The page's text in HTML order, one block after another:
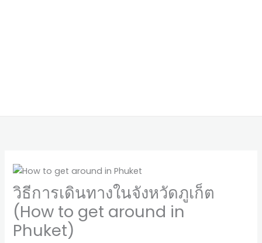
วิธีการเดินทางในจังหวัดภูเก็ต
(How to get around in
Phuket)